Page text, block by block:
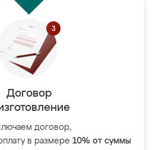
Договор
договор,
в размере 10% от суммы